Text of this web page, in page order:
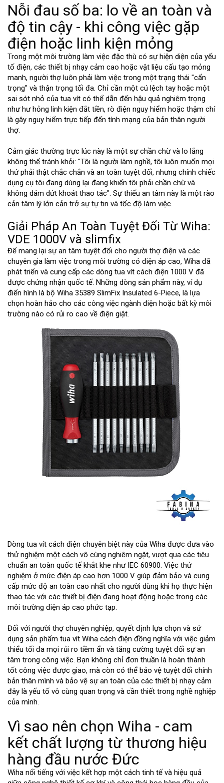
Nỗi đau số ba: lo về an toàn và
độ tin cậy - khi công việc gặp
điện hoặc linh kiện mỏng
Trong một môi trường làm việc đặc thù có sự hiện diện của yếu
tố điện, các thiết bị nhạy cảm cao hoặc vật liệu cấu tạo mỏng
manh, người thợ luôn phải làm việc trong một trạng thái "cẩn
trọng" và thận trọng tối đa. Chỉ cần một cú lệch tay hoặc một
sai sót nhỏ của tua vít có thể dẫn đến hậu quả nghiêm trọng
như hư hỏng linh kiện đắt tiền, rò điện nguy hiểm hoặc thậm chí
là gây nguy hiểm trực tiếp đến tính mạng của bản thân người
thợ.
Cảm giác thường trực lúc này là một sự chần chừ và lo lắng
không thể tránh khỏi: "Tôi là người làm nghề, tôi luôn muốn mọi
thứ phải thật chắc chắn và an toàn tuyệt đối, nhưng chính chiếc
dụng cụ tôi đang dùng lại đang khiến tôi phải chần chừ và
không dám dứt khoát thao tác". Sự thiếu an tâm này là một rào
cản tâm lý lớn cản trở sự tự tin và tốc độ làm việc.
Giải Pháp An Toàn Tuyệt Đối Từ Wiha:
VDE 1000V và slimfix
Để mang lại sự an tâm tuyệt đối cho người thợ điện và các
chuyên gia làm việc trong môi trường có điện áp cao, Wiha đã
phát triển và cung cấp các dòng tua vít cách điện 1000 V đã
được chứng nhận quốc tế. Những dòng sản phẩm này, ví dụ
điển hình là bộ Wiha 35389 SlimFix Insulated 6-Piece, là lựa
chọn hoàn hảo cho các công việc ngành điện hoặc bất kỳ môi
trường nào có rủi ro cao về điện giật.
Dòng tua vít cách điện chuyên biệt này của Wiha được đưa vào
thử nghiệm một cách vô cùng nghiêm ngặt, vượt qua các tiêu
chuẩn an toàn quốc tế khắt khe như IEC 60900. Việc thử
nghiệm ở mức điện áp cao hơn 1000 V giúp đảm bảo và cung
cấp mức độ an toàn cao nhất cho người dùng khi họ thực hiện
thao tác với các thiết bị điện đang hoạt động hoặc trong các
môi trường điện áp cao phức tạp.
Đối với người thợ chuyên nghiệp, quyết định lựa chọn và sử
dụng sản phẩm tua vít Wiha cách điện đồng nghĩa với việc giảm
thiểu tối đa mọi rủi ro tiềm ẩn và tăng cường tuyệt đối sự an
tâm trong công việc. Bạn không chỉ đơn thuần là hoàn thành
tốt công việc được giao, mà còn có thể bảo vệ tuyệt đối chính
bản thân mình và bảo vệ sự an toàn của các thiết bị nhạy cảm
đây là yếu tố vô cùng quan trọng và cần thiết trong nghề nghiệp
của mình.
Vì sao nên chọn Wiha - cam
kết chất lượng từ thương hiệu
hàng đầu nước Đức
Wiha nổi tiếng với việc kết hợp một cách tinh tế và hiệu quả